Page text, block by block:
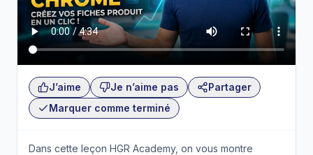
J’aime Je n’aime pas
Partager
Marquer comme terminé
Dans cette leçon HGR Academy, on vous montre